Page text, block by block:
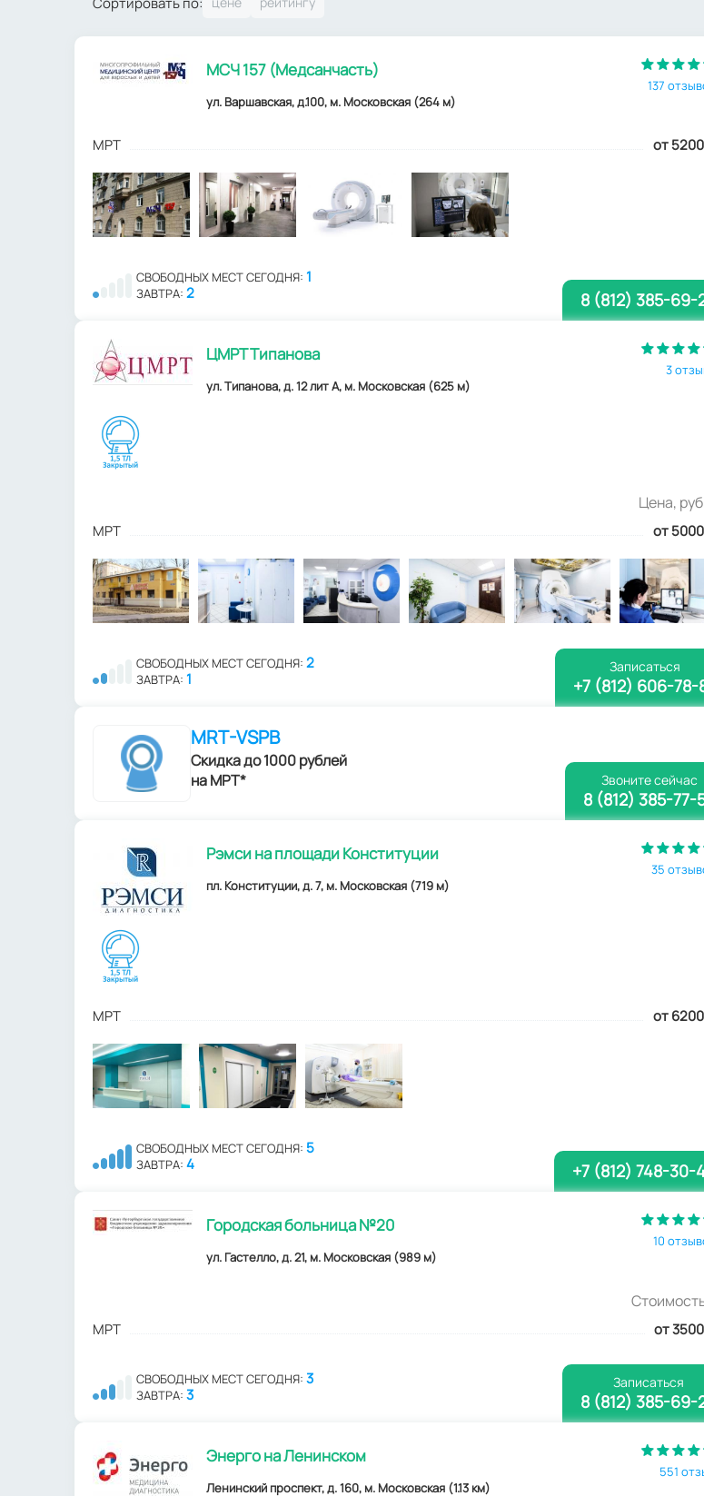
МСЧ 157 (Медсанчасть)
ул. Варшавская, д.100, м. Московская (264 м)
137
МРТ от 5200
СВОБОДНЫХ МЕСТ СЕГОДНЯ: 1
ЗАВТРА: 2 8 (812) 385-69-
ЦМРТ Типанова
ул. Типанова, д. 12 лит А, м. Московская (625 м)
3
Цена,
МРТ от 5000
СВОБОДНЫХ МЕСТ СЕГОДНЯ: 2
ЗАВТРА: 1
Записаться
+7 (812) 606-78-
MRT-VSPB
Скидка до 1000 рублей
на МРТ*
Звоните сейчас
8 (812) 385-77-
Рэмси на площади Конституции
пл. Конституции, д. 7, м. Московская (719 м)
35
МРТ от 6200
СВОБОДНЫХ МЕСТ СЕГОДНЯ: 5
ЗАВТРА: 4 +7 (812) 748-30-
Городская больница №20
ул. Гастелло, д. 21, м. Московская (989 м)
10
МРТ от 3500
СВОБОДНЫХ МЕСТ СЕГОДНЯ: 3
ЗАВТРА: 3
Записаться
8 (812) 385-69-
Энерго на Ленинском
Ленинский проспект, д. 160, м. Московская (1.13 км)
551